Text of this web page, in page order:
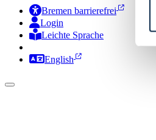
Bremen barrierefrei
Login
Leichte Sprache
Zur Deutschen Gebärdensprache
English